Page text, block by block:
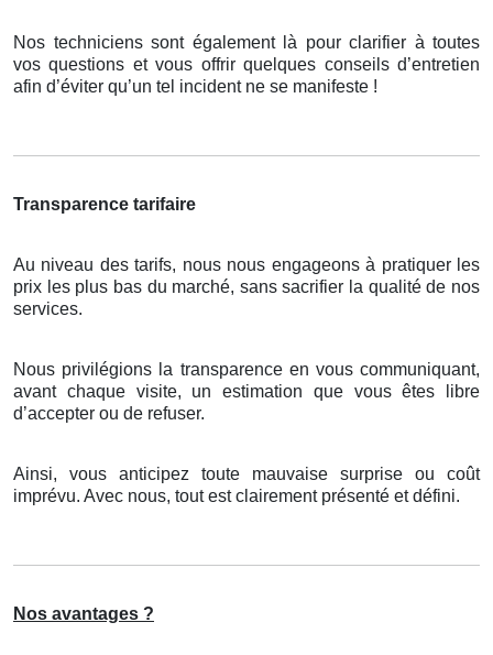
Nos techniciens sont également là pour clarifier à toutes
vos questions et vous offrir quelques conseils d’entretien
afin d’éviter qu’un tel incident ne se manifeste !
Transparence tarifaire
Au niveau des tarifs, nous nous engageons à pratiquer les
prix les plus bas du marché, sans sacrifier la qualité de nos
services.
Nous privilégions la transparence en vous communiquant,
avant chaque visite, un estimation que vous êtes libre
d’accepter ou de refuser.
Ainsi, vous anticipez toute mauvaise surprise ou coût
imprévu. Avec nous, tout est clairement présenté et défini.
Nos avantages ?